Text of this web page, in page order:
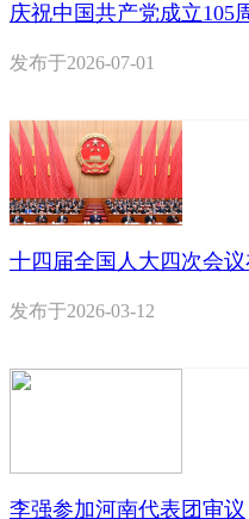
庆祝中国共产党成立105
发布于2026-07-01
十四届全国人大四次会
发布于2026-03-12
李强参加河南代表团审议